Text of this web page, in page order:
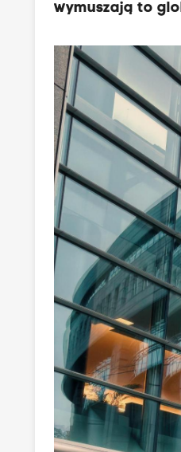
wymuszają to